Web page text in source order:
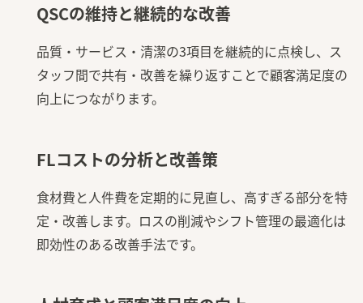
QSCの維持と継続的な改善
品質・サービス・清潔の3項目を継続的に点検し、ス
タッフ間で共有・改善を繰り返すことで顧客満足度の
向上につながります。
FLコストの分析と改善策
食材費と人件費を定期的に見直し、高すぎる部分を特
定・改善します。ロスの削減やシフト管理の最適化は
即効性のある改善手法です。